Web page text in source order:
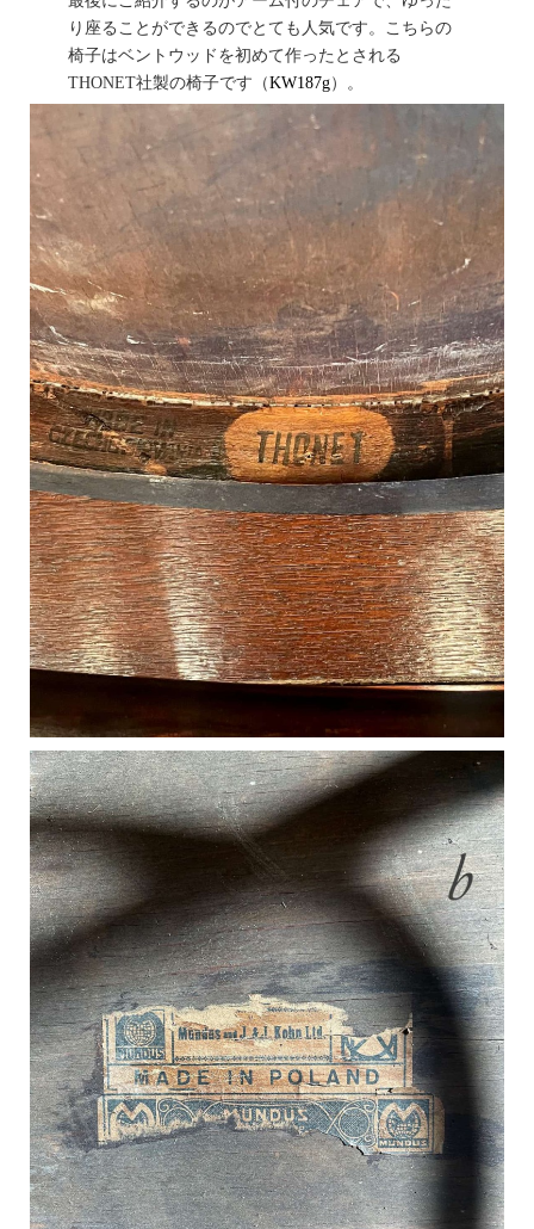
り座ることができるのでとても人気です。こちらの
椅子はベントウッドを初めて作ったとされる
THONET社製の椅子です（KW187g）。